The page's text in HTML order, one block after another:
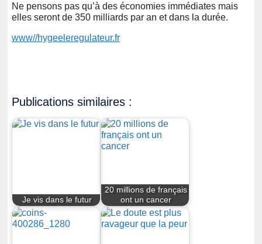
Ne pensons pas qu’à des économies immédiates mais
elles seront de 350 milliards par an et dans la durée.
www//hygeeleregulateur.fr
Publications similaires :
Je vis dans le futur
20 millions de français
ont un cancer